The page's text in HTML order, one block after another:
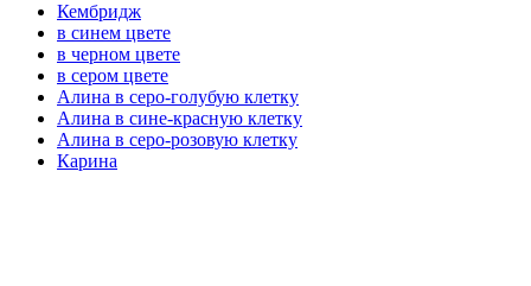
Кембридж
в синем цвете
в черном цвете
в сером цвете
Алина в серо-голубую клетку
Алина в сине-красную клетку
Алина в серо-розовую клетку
Карина